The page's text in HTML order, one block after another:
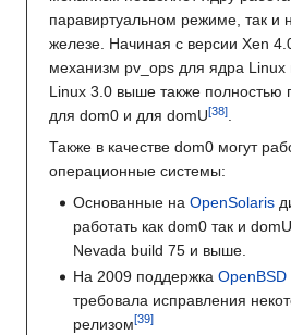
паравиртуальном режиме, так и
железе. Начиная с версии Xen
механизм pv_ops для ядра Linux
Linux 3.0 выше также полностью
для dom0 и для domU
.
Также в качестве dom0 могут
операционные системы:
Основанные наOpenSolaris
работать как dom0 так и
Nevada build 75 и выше.
На 2009 поддержкаOpenBSD
требовала исправления
релизом